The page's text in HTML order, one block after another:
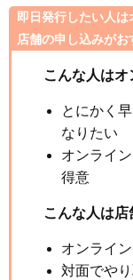
即日発行したい人は
店舗の申し込みがお
こんな人は
とにかく
なりたい
オンライ
得意
こんな人は
オンライ
対面でや